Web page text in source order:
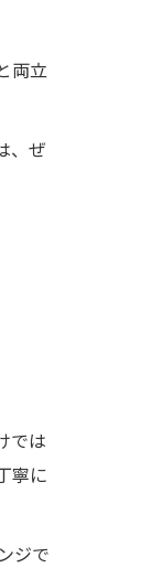
両立
、ぜ
では
寧に
ジで